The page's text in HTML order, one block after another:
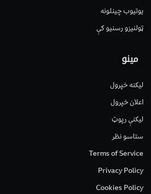
یوتیوب چینلونه
ټولنیزو رسنیو کې
مینو
لیکنه خپرول
اعلان خپرول
لیکنې رپوټ
ستاسو نظر
Terms of Service
Privacy Policy
Cookies Policy